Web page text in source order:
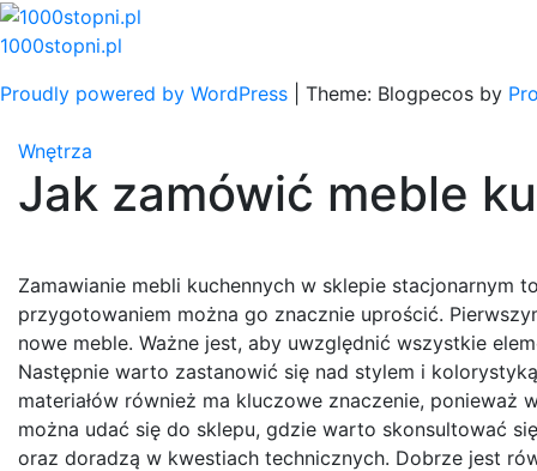
Skip
to
1000stopni.pl
Proudly powered by WordPress
Theme: Blogpecos by
Wnętrza
Jak zamówić meble
Zamawianie mebli kuchennych w sklepie
przygotowaniem można go znacznie uprościć.
nowe meble. Ważne jest, aby uwzględnić wszystkie
Następnie warto zastanowić się nad stylem i
materiałów również ma kluczowe znaczenie, ponieważ
można udać się do sklepu, gdzie warto skonsultować
oraz doradzą w kwestiach technicznych. Dobrze jest